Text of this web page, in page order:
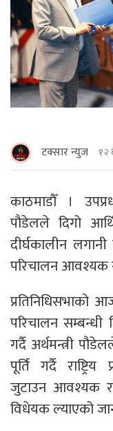
टक्सार न्युज १२
काठमाडाैँ ।
पौडेलले दिगो
दीर्घकालीन
परिचालन आवश्यक
प्रतिनिधिसभाको
परिचालन
गर्दै अर्थमन्त्री
पूर्ति गर्दै
जुटाउन आवश्यक
विधेयक ल्याएको